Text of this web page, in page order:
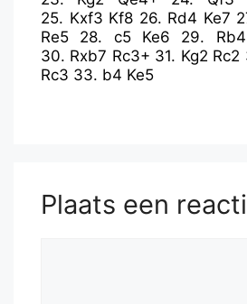
25. Kxf3 Kf8 26. Rd4 Ke7
Re5
28. c5 Ke6 29. Rb4
30. Rxb7 Rc3+ 31. Kg2 Rc2
Rc3 33. b4 Ke5
Plaats een